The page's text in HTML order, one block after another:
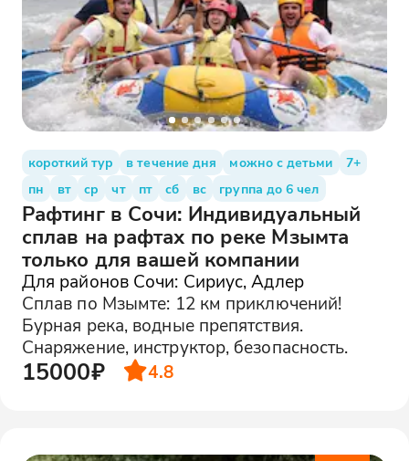
короткий тур в течение дня можно с детьми
7+
пн
вт ср чт пт сб вс группа до 6 чел
Рафтинг в Сочи: Индивидуальный
сплав на рафтах по реке Мзымта
только для вашей компании
Для районов Сочи: Сириус, Адлер
Сплав по Мзымте: 12 км приключений!
Бурная река, водные препятствия.
Снаряжение, инструктор, безопасность.
15000₽ 4.8